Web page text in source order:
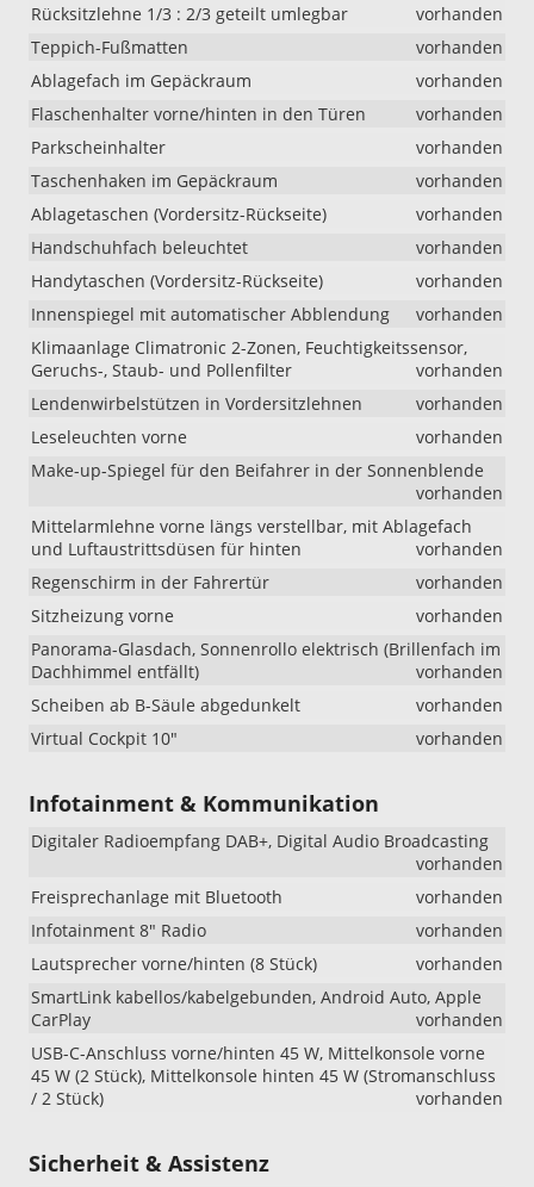
Rücksitzlehne 1/3 : 2/3 geteilt umlegbar
vorhanden
Teppich-Fußmatten
vorhanden
Ablagefach im Gepäckraum
vorhanden
Flaschenhalter vorne/hinten in den Türen
vorhanden
Parkscheinhalter
vorhanden
Taschenhaken im Gepäckraum
vorhanden
Ablagetaschen (Vordersitz-Rückseite)
vorhanden
Handschuhfach beleuchtet
vorhanden
Handytaschen (Vordersitz-Rückseite)
vorhanden
Innenspiegel mit automatischer Abblendung
vorhanden
Klimaanlage Climatronic 2-Zonen, Feuchtigkeitssensor,
Geruchs-, Staub- und Pollenfilter
vorhanden
Lendenwirbelstützen in Vordersitzlehnen
vorhanden
Leseleuchten vorne
vorhanden
Make-up-Spiegel für den Beifahrer in der Sonnenblende
vorhanden
Mittelarmlehne vorne längs verstellbar, mit Ablagefach
und Luftaustrittsdüsen für hinten
vorhanden
Regenschirm in der Fahrertür
vorhanden
Sitzheizung vorne
vorhanden
Panorama-Glasdach, Sonnenrollo elektrisch (Brillenfach im
Dachhimmel entfällt)
vorhanden
Scheiben ab B-Säule abgedunkelt
vorhanden
Virtual Cockpit 10"
vorhanden
Infotainment & Kommunikation
Digitaler Radioempfang DAB+, Digital Audio Broadcasting
vorhanden
Freisprechanlage mit Bluetooth
vorhanden
Infotainment 8" Radio
vorhanden
Lautsprecher vorne/hinten (8 Stück)
vorhanden
SmartLink kabellos/kabelgebunden, Android Auto, Apple
CarPlay
vorhanden
USB-C-Anschluss vorne/hinten 45 W, Mittelkonsole vorne
45 W (2 Stück), Mittelkonsole hinten 45 W (Stromanschluss
/ 2 Stück)
vorhanden
Sicherheit & Assistenz